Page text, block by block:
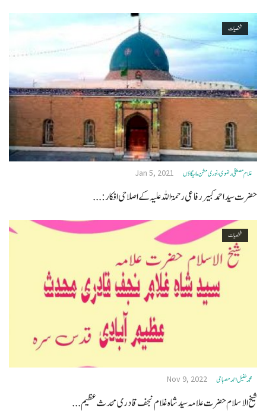
شخصیات
غلام مصطفیٰ رضوی، نوری مشن مالیگاؤں Jan 5, 2021
حضرت سید احمد کبیر رفاعی رحمۃ اللہ علیہ کے اصلاحی افکار:...
شخصیات
محمد طفیل احمد مصباحی Nov 9, 2022
شیخ الاسلام حضرت علامہ سید شاہ غلام نجف قادری محدث عظیم...